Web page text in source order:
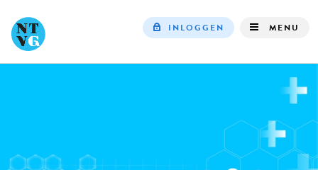
navigation
INLOGGEN MENU